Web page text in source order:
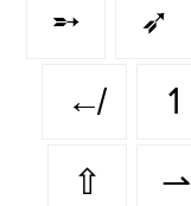
➵ ➶
↚ ↿
⇧ ⇀